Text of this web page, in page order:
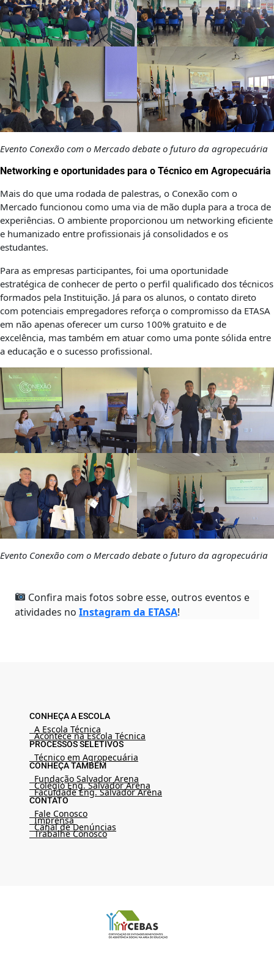
Evento Conexão com o Mercado debate o futuro da agropecuária
Networking e oportunidades para o Técnico em Agropecuária
Mais do que uma rodada de palestras, o Conexão com o
Mercado funcionou como uma via de mão dupla para a troca de
experiências. O ambiente proporcionou um networking eficiente
e humanizado entre profissionais já consolidados e os
estudantes.
Para as empresas participantes, foi uma oportunidade
estratégica de conhecer de perto o perfil qualificado dos técnicos
formados pela Instituição. Já para os alunos, o contato direto
com potenciais empregadores reforça o compromisso da ETASA
em não apenas oferecer um curso 100% gratuito e de
excelência, mas também em atuar como uma ponte sólida entre
a educação e o sucesso profissional.
Evento Conexão com o Mercado debate o futuro da agropecuária
Confira mais fotos sobre esse, outros eventos e
atividades no Instagram da ETASA!
CONHEÇA A ESCOLA
A Escola Técnica
Acontece na Escola Técnica
PROCESSOS SELETIVOS
Técnico em Agropecuária
CONHEÇA TAMBÉM
Fundação Salvador Arena
Colégio Eng. Salvador Arena
Faculdade Eng. Salvador Arena
CONTATO
Fale Conosco
Imprensa
Canal de Denúncias
Trabalhe Conosco